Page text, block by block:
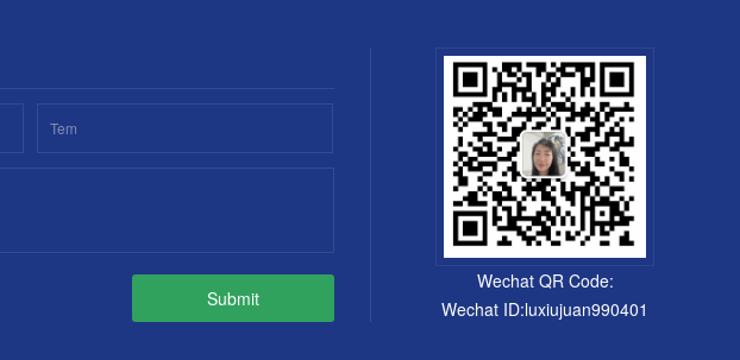
Tem
Wechat QR Code:
Wechat ID:luxiujuan990401